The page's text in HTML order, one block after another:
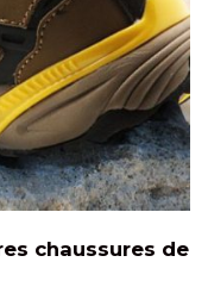
chaussures de